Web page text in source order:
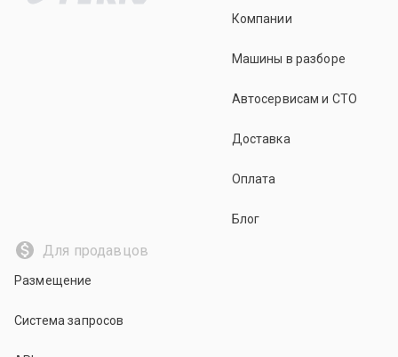
Компании
Машины в разборе
Автосервисам и СТО
Доставка
Оплата
Блог
Для продавцов
Размещение
Система запросов